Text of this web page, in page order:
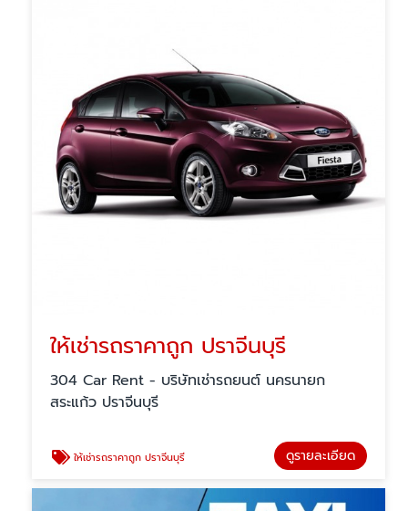
ให้เช่ารถราคาถูก ปราจีนบุรี
304 Car Rent - บริษัทเช่ารถยนต์ นครนายก
สระแก้ว ปราจีนบุรี
ให้เช่ารถราคาถูก ปราจีนบุรี ดูรายละเอียด